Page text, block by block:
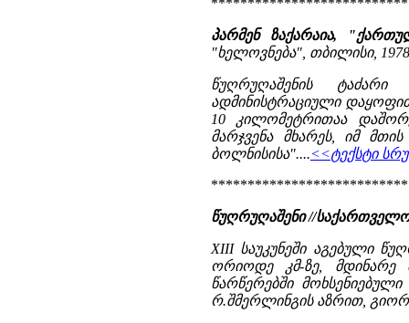
პარმენ ზაქარაია,
"ხელოვნება", თბილისი, 1978
წუღრუღაშენის
ადმინისტრაციული
10 კილომეტრითაა
მარჯვენა მხარეს, იმ
ბოლნისისა"....<<ტექსტი
წუღრუღაშენი //
XIII საუკუნეში აგებული
ორიოდე კმ-ზე, მდინარე
წარწერებში
რ.შმერლინგის აზრით,